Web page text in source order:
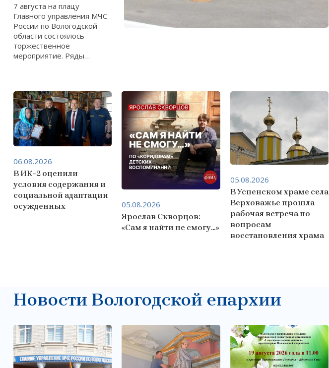
7 августа на плацу
Главного управления МЧС
России по Вологодской
области состоялось
торжественное
мероприятие. Ряды
Санкт-Петербургского
университета
Государственной
противопожарной службы
МЧС России имени Героя
РФ Е.Н. Зиничева. Член
епархии по
взаимодействию с
силовыми структурами,
клирик храма Покрова
Пресвятой Богородицы
на Козлене г. Вологды
В ИК-2 оценили
условия содержания и
социальной адаптации
осужденных
06.08.2026
Ярослав Скворцов:
«Сам я найти не смогу…»
05.08.2026
В Успенском храме села
Верховажье прошла
рабочая встреча по
вопросам
восстановления храма
05.08.2026
Новости Вологодской епархии